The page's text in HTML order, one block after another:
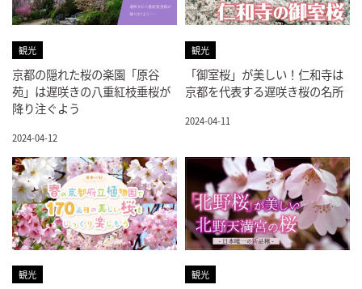
観光
京都の隠れた桜の楽園「原谷
苑」は遅咲きの八重紅枝垂桜が
降り注ぐよう
2024-04-12
観光
「御室桜」が美しい！仁和寺は
京都を代表する遅咲き桜の名所
2024-04-11
観光 観光